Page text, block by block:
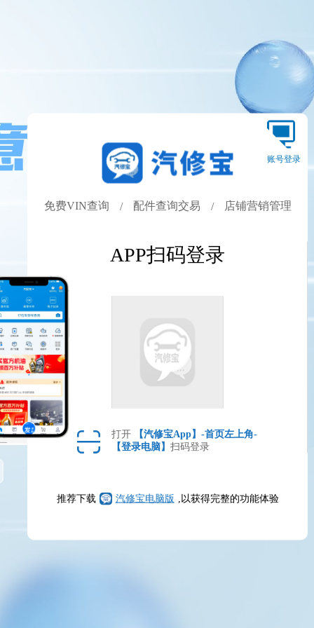
免费VIN查询 / 配件查询交易 / 店铺营销管理
账号登录
APP扫码登录
打开
【汽修宝App】-首页左上角-
【登录电脑】扫码登录
推荐下载 汽修宝电脑版 ,以获得完整的功能体验